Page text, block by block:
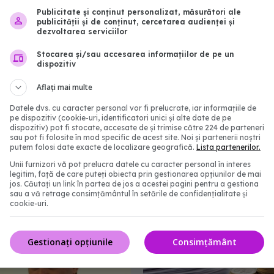
apă? Organismul
mai puternic la
Prof. dr. Valeriu
în Board-ul Editorial al
Scientific Reports, din
Portfolio
Publicitate și conținut personalizat, măsurători ale
publicității și de conținut, cercetarea audienței și
dezvoltarea serviciilor
Stocarea și/sau accesarea informațiilor de pe un
dispozitiv
Aflați mai multe
Datele dvs. cu caracter personal vor fi prelucrate, iar informațiile de
pe dispozitiv (cookie-uri, identificatori unici și alte date de pe
dispozitiv) pot fi stocate, accesate de și trimise către 224 de parteneri
sau pot fi folosite în mod specific de acest site. Noi și partenerii noștri
putem folosi date exacte de localizare geografică. Lista partenerilor.
Unii furnizori vă pot prelucra datele cu caracter personal în interes
legitim, față de care puteți obiecta prin gestionarea opțiunilor de mai
jos. Căutați un link în partea de jos a acestei pagini pentru a gestiona
sau a vă retrage consimțământul în setările de confidențialitate și
cookie-uri.
Consimțământ
Gestionați opțiunile